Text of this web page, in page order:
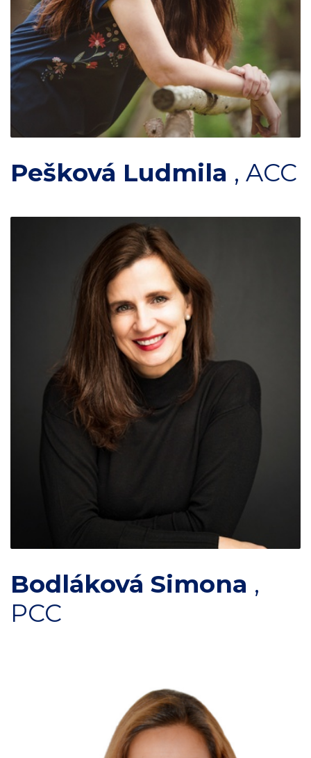
Pešková Ludmila , ACC
Bodláková Simona ,
PCC